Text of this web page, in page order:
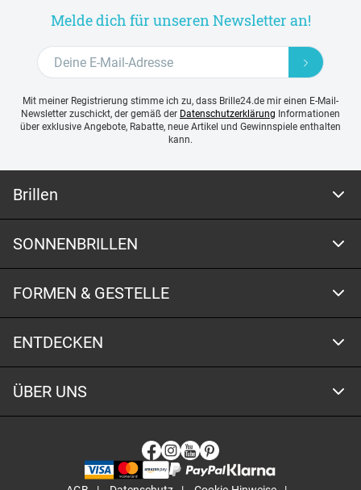
Melde dich für unseren Newsletter an!
Mit meiner Registrierung stimme ich zu, dass Brille24.de mir einen E-Mail-
Newsletter zuschickt, der gemäß der Datenschutzerklärung Informationen
über exklusive Angebote, Rabatte, neue Artikel und Gewinnspiele enthalten
kann.
Brillen
SONNENBRILLEN
FORMEN & GESTELLE
ENTDECKEN
ÜBER UNS